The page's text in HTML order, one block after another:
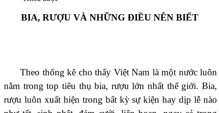
BIA, RƯỢU VÀ NHỮNG ĐIỀU NÊN BIẾT
Theo thống kê cho thấy Việt Nam là một nước luôn
nằm trong top tiêu thụ bia, rượu lớn nhất thế giới. Bia,
rượu luôn xuất hiện trong bất kỳ sự kiện hay dịp lễ nào